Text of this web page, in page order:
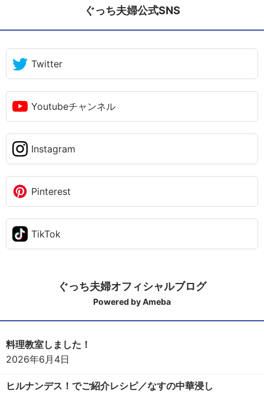
ぐっち夫婦公式SNS
Twitter
Youtubeチャンネル
Instagram
Pinterest
TikTok
ぐっち夫婦オフィシャルブログ
Powered by Ameba
料理教室しました！
2026年6月4日
ヒルナンデス！でご紹介レシピ／なすの中華浸し